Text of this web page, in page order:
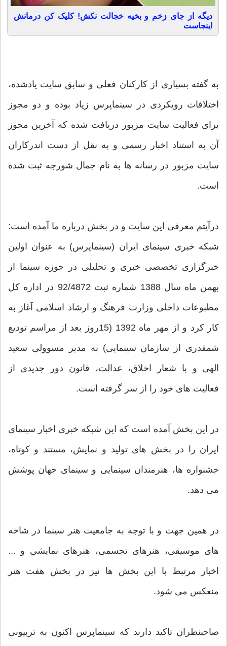
دیگه از جای زخم و بخیه خجالت نکش! کلیک کن درمانش
اینجاست
به گفته بسیاری از کارکنان فعلی و سابق سایت یادشده،
اختلافات رویکردی در سینماپرس زیاد بوده و دو مجوز
برای فعالیت سایت مزبور دریافت شده که آخرین مجوز
آن به استناد اخبار رسمی و به نقل از دست اندرکاران
سایت مزبور در رسانه ها به نام جمال شورجه ثبت شده
است.
درآیتم معرفی این سایت و در بخش درباره ما آمده است:
شبکه خبری سینمای ایران (سینماپرس) به عنوان اولین
خبرگزاری تخصصی خبری و تحلیلی در حوزه سینما از
بهمن ماه سال 1388 شماره ثبت 92/4872 در اداره کل
مطبوعات داخلی وزارت فرهنگ و ارشاد اسلامی آغاز به
کار کرد و از مهر ماه 1392 (15روز بعد از مراسم تودیع
شمقدری از سازمان سینمایی) به مدیر مسوولی سعید
الهی و با شعار اخلاق، عدالت، قانون دور جدیدی از
فعالیت های خود را از سر گرفته است.
در این بخش آمده است که این شبکه خبری اخبار سینمای
ایران را در بخش های تولید و نمایش، مستند و کوتاه،
جشنواره ها، هنرمندان سینمایی و سینمای جهان پوشش
می دهد.
در همین جهت و با توجه به جامعیت هنر سینما در شاخه
های موسیقی، هنرهای تجسمی، هنرهای نمایشی و ...
اخبار مرتبط با این بخش ها نیز در بخش هفت هنر
منعکس می شود.
صاحبنظران تاکید دارند که سینماپرس اکنون به تربیونی